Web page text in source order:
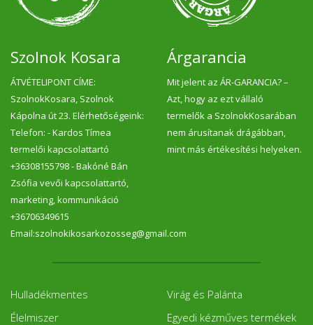
Szolnok Kosara
ÁTVÉTELIPONT CÍME:
SzolnokKosara, Szolnok
Kápolna út 23. Elérhetőségeink:
Telefon: - Kardos Tímea
termelői kapcsolattartó
+36308155798 - Bakóné Bán
Zsófia vevői kapcsolattartó,
marketing, kommunikáció
+36706349615
Email:szolnokikosarkozosseg@gmail.com
Árgarancia
Mit jelent az ÁR-GARANCIA? –
Azt, hogy az ezt vállaló
termelők a SzolnokKosarában
nem árusítanak drágábban,
mint más értékesítési helyeken.
Hulladékmentes
Élelmiszer
Virág és Palánta
Egyedi kézműves termékek